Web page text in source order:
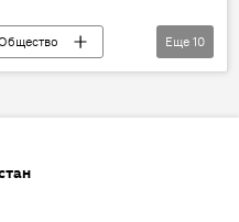
полуфинал
Еще 10